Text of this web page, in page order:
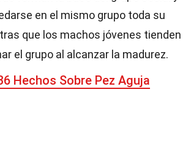
en el mismo grupo toda su
que los machos jóvenes tienden
el grupo al alcanzar la madurez.
Hechos Sobre Pez Aguja